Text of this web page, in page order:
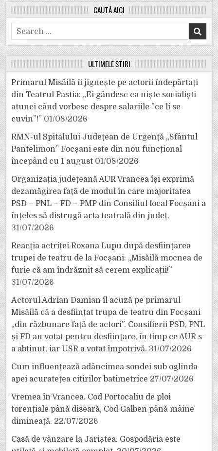
CAUTĂ AICI
Search
for:
ULTIMELE ȘTIRI
Primarul Misăilă îi jignește pe actorii îndepărtați
din Teatrul Pastia: „Ei gândesc ca niște socialiști
atunci când vorbesc despre salariile ”ce li se
cuvin”!” 01/08/2026
RMN-ul Spitalului Județean de Urgență „Sfântul
Pantelimon” Focșani este din nou funcțional
începând cu 1 august 01/08/2026
Organizația județeană AUR Vrancea își exprimă
dezamăgirea față de modul în care majoritatea
PSD – PNL – FD – PMP din Consiliul local Focșani a
înțeles să distrugă arta teatrală din județ.
31/07/2026
Reacția actriței Roxana Lupu după desființarea
trupei de teatru de la Focșani: „Misăilă mocnea de
furie că am îndrăznit să cerem explicații!”
31/07/2026
Actorul Adrian Damian îl acuză pe primarul
Misăilă că a desființat trupa de teatru din Focșani
„din răzbunare față de actori”. Consilierii PSD, PNL
și FD au votat pentru desființare, în timp ce AUR s-
a abținut, iar USR a votat împotrivă. 31/07/2026
Cum influențează adâncimea sondei sub oglinda
apei acuratețea citirilor batimetrice 27/07/2026
Vremea în Vrancea. Cod Portocaliu de ploi
torențiale până diseară, Cod Galben până mâine
dimineață. 22/07/2026
Casă de vânzare la Jariștea. Gospodăria este